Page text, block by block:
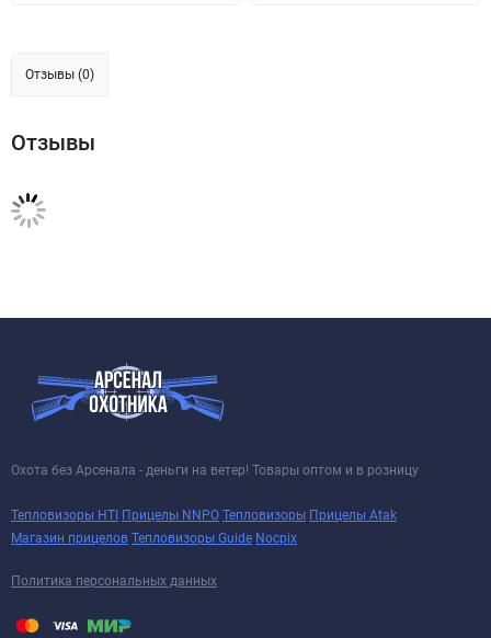
Отзывы (0)
Отзывы
Охота без Арсенала - деньги на ветер! Товары оптом и в розницу
Тепловизоры HTI Прицелы NNPO Тепловизоры Прицелы Atak
Магазин прицелов Тепловизоры Guide Nocpix
Политика персональных данных